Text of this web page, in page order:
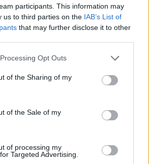
participants. This information may
us to third parties on the IAB’s List of
that may further disclose it to other
Opt Outs
of the Sharing of my
of the Sale of my
of processing my
Targeted Advertising.
valósággá válhatnak az
Európában
sújtja Nagy-